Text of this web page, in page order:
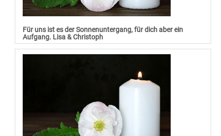
Für uns ist es der Sonnenuntergang, für dich aber ein
Aufgang. Lisa & Christoph